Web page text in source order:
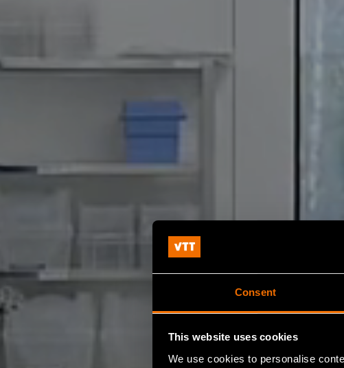
Consent
This website uses cookies
We use cookies to personalise